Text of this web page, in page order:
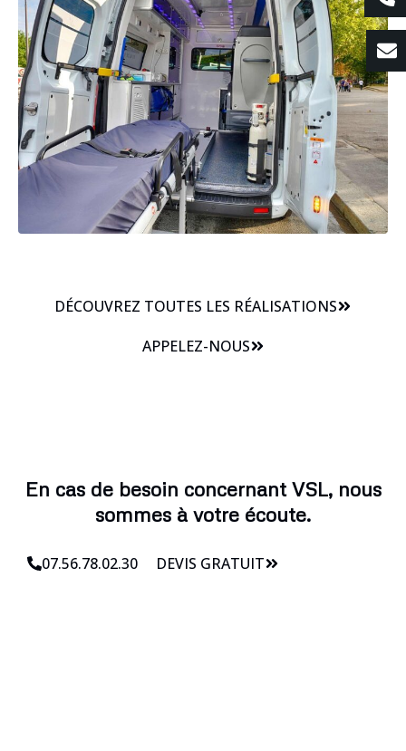
DÉCOUVREZ TOUTES LES RÉALISATIONS
APPELEZ-NOUS
En cas de besoin concernant VSL, nous
sommes à votre écoute.
07.56.78.02.30 DEVIS GRATUIT